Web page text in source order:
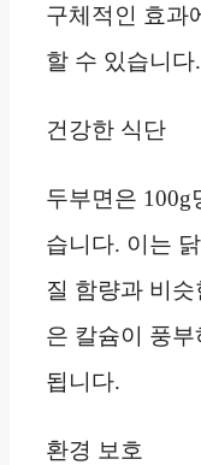
구체적인 효과
할 수 있습니다.
건강한 식단
두부면은 100g
습니다. 이는
질 함량과 비
은 칼슘이 풍부
됩니다.
환경 보호